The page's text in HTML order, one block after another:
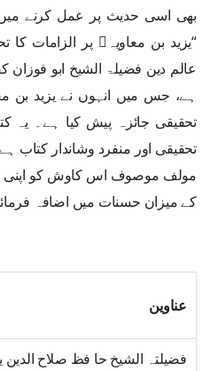
بھی اسی حدیث پر عمل کرنے
“یزید بن معاویہ﷜ پر الزامات کا
عالم دین فضیلۃ الشیخ ابو
ہے، جس میں انہوں نے یزید بن
تحقیقی جائزہ پیش کیا ہے۔ یہ
تحقیقی اور منفرد وشاندار کتاب
مولف موصوف اس کاوش کو اپنی
کے میزان حسنات میں اضافہ
عناوین
فضیلتہ الشیخ حا فظ صلاح